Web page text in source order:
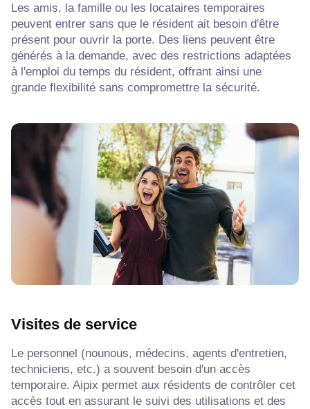
Les amis, la famille ou les locataires temporaires
peuvent entrer sans que le résident ait besoin d'être
présent pour ouvrir la porte. Des liens peuvent être
générés à la demande, avec des restrictions adaptées
à l'emploi du temps du résident, offrant ainsi une
grande flexibilité sans compromettre la sécurité.
Visites de service
Le personnel (nounous, médecins, agents d'entretien,
techniciens, etc.) a souvent besoin d'un accès
temporaire. Aipix permet aux résidents de contrôler cet
accès tout en assurant le suivi des utilisations et des